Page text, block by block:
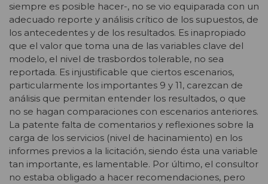
siempre es posible hacer-, no se vio equiparada con un
adecuado reporte y análisis crítico de los supuestos, de
los antecedentes y de los resultados. Es inapropiado
que el valor que toma una de las variables clave del
modelo, el nivel de trasbordos tolerable, no sea
reportada. Es injustificable que ciertos escenarios,
particularmente los importantes 9 y 11, carezcan de
análisis que permitan entender los resultados, o que
no se hagan comparaciones con escenarios anteriores.
La patente falta de comentarios y reflexiones sobre la
carga de los servicios (nivel de hacinamiento) en los
informes previos a la licitación, siendo ésta una variable
tan importante, es lamentable. Por último, el consultor
no estaba obligado a hacer recomendaciones, pero